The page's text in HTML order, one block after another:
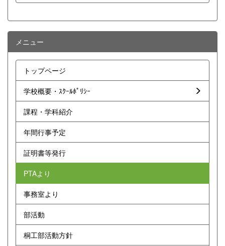
メニュー
トップページ
学校概要・ｽｸｰﾙﾎﾟﾘｼｰ
課程・学科紹介
年間行事予定
証明書等発行
PTAより
事務室より
部活動
桐工部活動方針